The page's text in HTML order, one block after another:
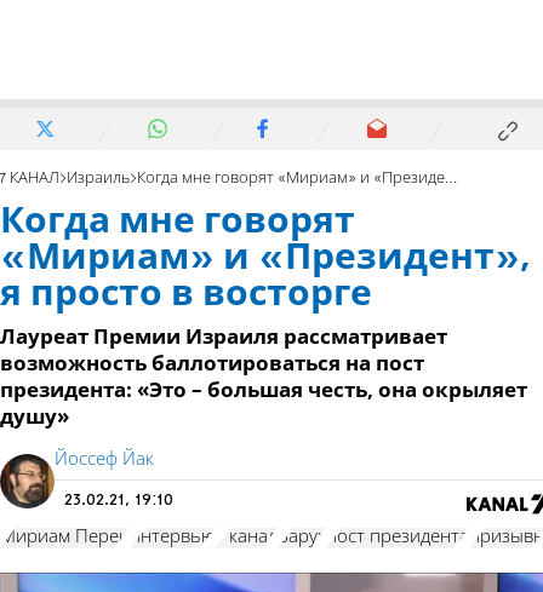
7 КАНАЛ Израиль Когда мне говорят «Мириам» и «Президент», я просто в восторге
Когда мне говорят
«Мириам» и «Президент»,
я просто в восторге
Лауреат Премии Израиля рассматривает
возможность баллотироваться на пост
президента: «Это – большая честь, она окрыляет
душу»
Йоссеф Йак
23.02.21, 19:10
Мириам Перец интервью 7 канал Барух пост президента